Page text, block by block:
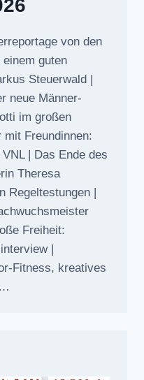
von den
guten
Steuerwald |
neue Männer-
im großen
Freundinnen:
| Das Ende des
Theresa
Regeltestungen |
Freiheit:
|
Fitness, kreatives